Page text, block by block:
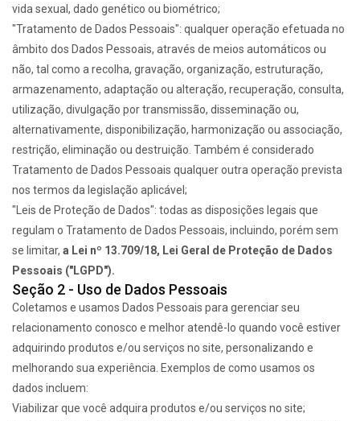
vida sexual, dado genético ou biométrico;
"Tratamento de Dados Pessoais": qualquer operação efetuada no
âmbito dos Dados Pessoais, através de meios automáticos ou
não, tal como a recolha, gravação, organização, estruturação,
armazenamento, adaptação ou alteração, recuperação, consulta,
utilização, divulgação por transmissão, disseminação ou,
alternativamente, disponibilização, harmonização ou associação,
restrição, eliminação ou destruição. Também é considerado
Tratamento de Dados Pessoais qualquer outra operação prevista
nos termos da legislação aplicável;
"Leis de Proteção de Dados": todas as disposições legais que
regulam o Tratamento de Dados Pessoais, incluindo, porém sem
se limitar, a Lei nº 13.709/18, Lei Geral de Proteção de Dados
Pessoais ("LGPD").
Seção 2 - Uso de Dados Pessoais
Coletamos e usamos Dados Pessoais para gerenciar seu
relacionamento conosco e melhor atendê-lo quando você estiver
adquirindo produtos e/ou serviços no site, personalizando e
melhorando sua experiência. Exemplos de como usamos os
dados incluem:
Viabilizar que você adquira produtos e/ou serviços no site;